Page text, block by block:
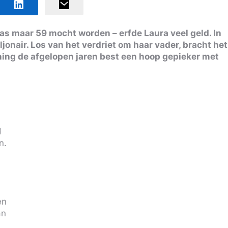
maar 59 mocht worden – erfde Laura veel geld. In
Los van het verdriet om haar vader, bracht het
de afgelopen jaren best een hoop gepieker met